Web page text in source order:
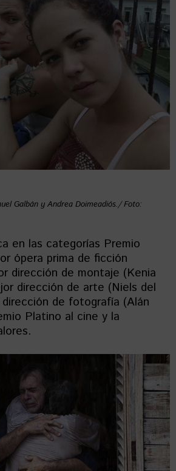
Galbán y Andrea Doimeadiós./ Foto:
en las categorías Premio
ópera prima de ficción
dirección de montaje (Kenia
dirección de arte (Niels del
de fotografía (Alán
Platino al cine y la